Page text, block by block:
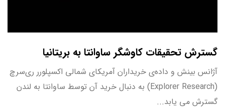
گسترش تحقیقات کاوشگر ساوانتا به بریتانیا
آژانس بینش و داده‌ی خریداران آمریکای شمالی اکسپلورر ری‌سرچ
(Explorer Research) به دنبال خرید آن توسط ساوانتا به لندن
گسترش می یابد...